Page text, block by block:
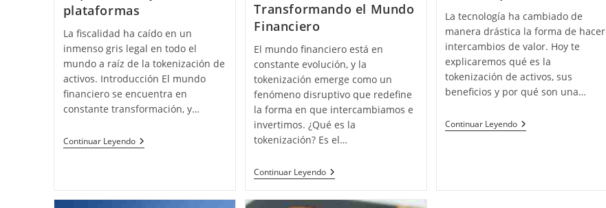
plataformas
La fiscalidad ha caído en un
inmenso gris legal en todo el
mundo a raíz de la tokenización de
activos. Introducción El mundo
financiero se encuentra en
constante transformación, y…
Continuar LeyendoLa
Fiscalidad
Transformando el Mundo
Financiero
El mundo financiero está en
constante evolución, y la
tokenización emerge como un
fenómeno disruptivo que redefine
la forma en que intercambiamos e
invertimos. ¿Qué es la
tokenización? Es el…
Continuar LeyendoLa
Tokenización:
La tecnología ha cambiado de
manera drástica la forma de hacer
intercambios de valor. Hoy te
explicaremos qué es la
tokenización de activos, sus
beneficios y por qué son una…
Continuar LeyendoTokenización
De